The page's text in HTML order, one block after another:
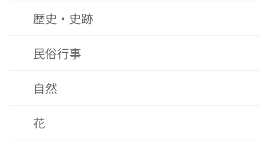
歴史・史跡
民俗行事
自然
花